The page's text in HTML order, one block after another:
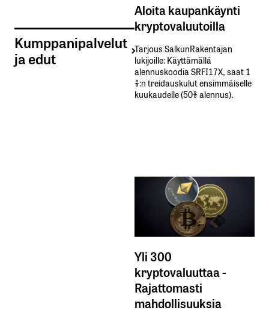
Kumppanipalvelut
ja edut
Aloita kaupankäynti
kryptovaluutoilla
Tarjous SalkunRakentajan
lukijoille: Käyttämällä​ ​
alennuskoodia​ ​SRFI17X,​ ​saat​ ​1
%:n treidauskulut​ ​ensimmäiselle​ ​
kuukaudelle​ ​(50%​ ​alennus).
Yli 300
kryptovaluuttaa -
Rajattomasti
mahdollisuuksia